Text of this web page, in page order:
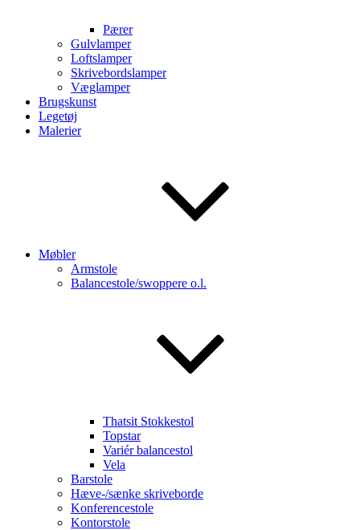
Pærer
Gulvlamper
Loftslamper
Skrivebordslamper
Væglamper
Brugskunst
Legetøj
Malerier
Møbler
Armstole
Balancestole/swoppere o.l.
Thatsit Stokkestol
Topstar
Variér balancestol
Vela
Barstole
Hæve-/sænke skriveborde
Konferencestole
Kontorstole